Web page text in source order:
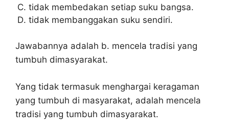
tidak membedakan setiap suku bangsa.
tidak membanggakan suku sendiri.
Jawabannya adalah b. mencela tradisi yang
tumbuh dimasyarakat.
Yang tidak termasuk menghargai keragaman
yang tumbuh di masyarakat, adalah mencela
tradisi yang tumbuh dimasyarakat.